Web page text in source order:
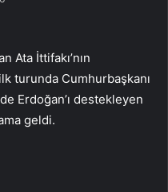
Ata İttifakı’nın
turunda Cumhurbaşkanı
Erdoğan’ı destekleyen
geldi.